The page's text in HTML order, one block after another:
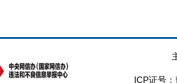
ICP证号：